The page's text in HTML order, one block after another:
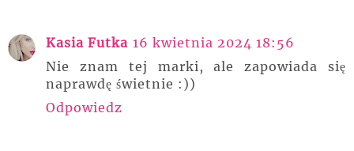
Kasia Futka 16 kwietnia 2024 18:56
Nie znam tej marki, ale zapowiada się
naprawdę świetnie :))
Odpowiedz